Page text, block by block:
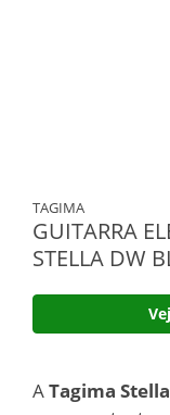
TAGIMA
GUITARRA
STELLA DW
ATagima